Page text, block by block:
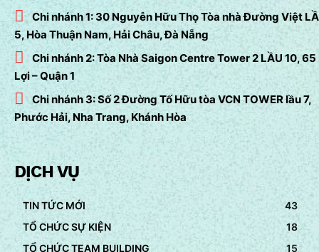
Chi nhánh 1: 30 Nguyễn Hữu Thọ Tòa nhà Đường Việt
5, Hòa Thuận Nam, Hải Châu, Đà Nẵng
Chi nhánh 2: Tòa Nhà Saigon Centre Tower 2 LẦU 10, 65
Lợi – Quận 1
Chi nhánh 3: Số 2 Đường Tố Hữu tòa VCN TOWER lầu 7,
Phước Hải, Nha Trang, Khánh Hòa
DỊCH VỤ
TIN TỨC MỚI
43
TỔ CHỨC SỰ KIỆN
18
TỔ CHỨC TEAM BUILDING
15